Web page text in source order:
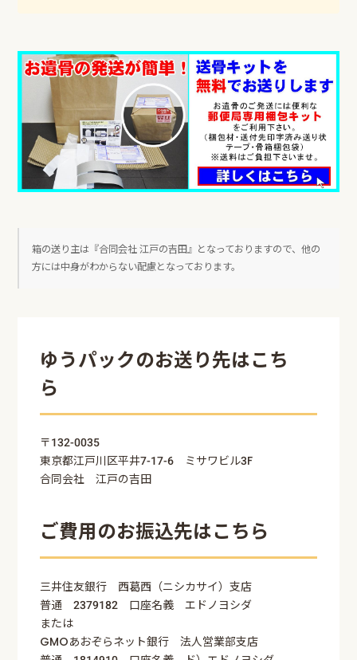
箱の送り主は『合同会社 江戸の吉田』となっておりますので、他の
方には中身がわからない配慮となっております。
ゆうパックのお送り先はこち
ら
〒132-0035
東京都江戸川区平井7-17-6 ミサワビル3F
合同会社 江戸の吉田
ご費用のお振込先はこちら
三井住友銀行 西葛西（ニシカサイ）支店
普通 2379182 口座名義 エドノヨシダ
または
GMOあおぞらネット銀行 法人営業部支店